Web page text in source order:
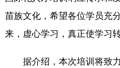
苗族文化，希望各位学员充
来，虚心学习，真正使学习
据介绍，本次培训将致